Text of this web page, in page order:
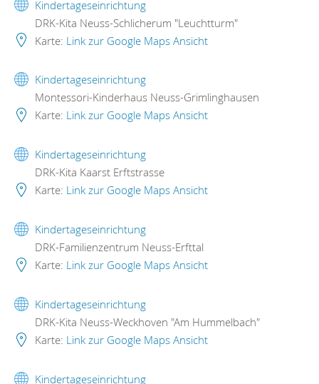
Kindertageseinrichtung
DRK-Kita Neuss-Schlicherum "Leuchtturm"
Karte: Link zur Google Maps Ansicht
Kindertageseinrichtung
Montessori-Kinderhaus Neuss-Grimlinghausen
Karte: Link zur Google Maps Ansicht
Kindertageseinrichtung
DRK-Kita Kaarst Erftstrasse
Karte: Link zur Google Maps Ansicht
Kindertageseinrichtung
DRK-Familienzentrum Neuss-Erfttal
Karte: Link zur Google Maps Ansicht
Kindertageseinrichtung
DRK-Kita Neuss-Weckhoven "Am Hummelbach"
Karte: Link zur Google Maps Ansicht
Kindertageseinrichtung